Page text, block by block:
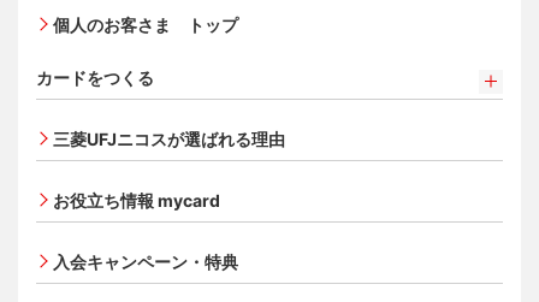
個人のお客さま トップ
カードをつくる
三菱ＵＦＪカード
三菱ＵＦＪカード・プラチナ・アメリカン・エキスプレ
オンライン入会申し込みの流れ
三菱UFJニコスが選ばれる理由
お役立ち情報 mycard
入会キャンペーン・特典